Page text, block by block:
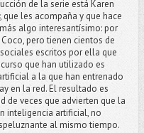
de la serie está Karen
, que les acompaña y que hace
algo interesantísimo: por
pero tienen cientos de
escritos por ella que
que han utilizado es
a la que han entrenado
en la red. El resultado es
de veces que advierten que la
inteligencia artificial, no
al mismo tiempo.